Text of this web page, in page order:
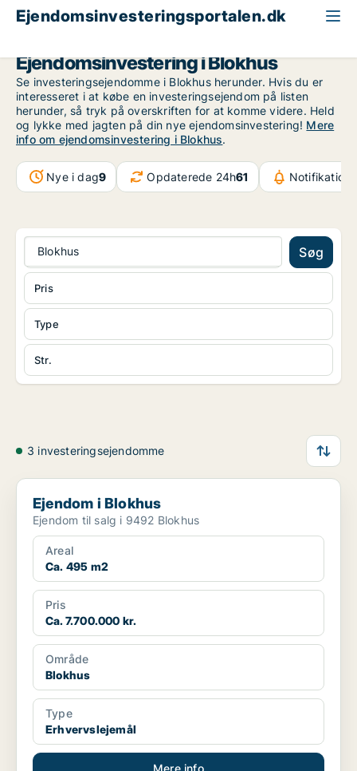
Ejendomsinvesteringsportalen.dk
Ejendomsinvestering i Blokhus
Se investeringsejendomme i Blokhus herunder. Hvis du er
interesseret i at købe en investeringsejendom på listen
herunder, så tryk på overskriften for at komme videre. Held
og lykke med jagten på din nye ejendomsinvestering! Mere
info om ejendomsinvestering i Blokhus.
Nye i dag9 Opdaterede 24h61
Blokhus Søg
Type
Str.
Pris
3 investeringsejendomme
Ejendom i Blokhus
Ejendom i Blokhus
Ejendom til salg i 9492 Blokhus
Areal
Ca. 495 m2
Pris
Ca. 7.700.000 kr.
Område
Blokhus
Type
Erhvervslejemål